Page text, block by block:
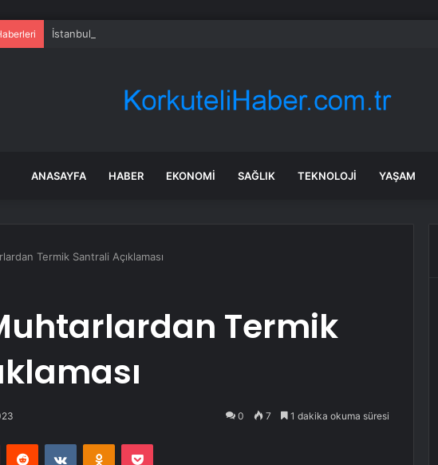
İstanbul’da 128 yeni noktaya daha EDS geliyor
ANASAYFA HABER EKONOMI SAĞLIK TEKNOLOJI YAŞAM
Termik Santrali Açıklaması
Termik
0 7 1 dakika okuma süresi
PinterestReddit VKontakteOdnoklassniki
Pocket